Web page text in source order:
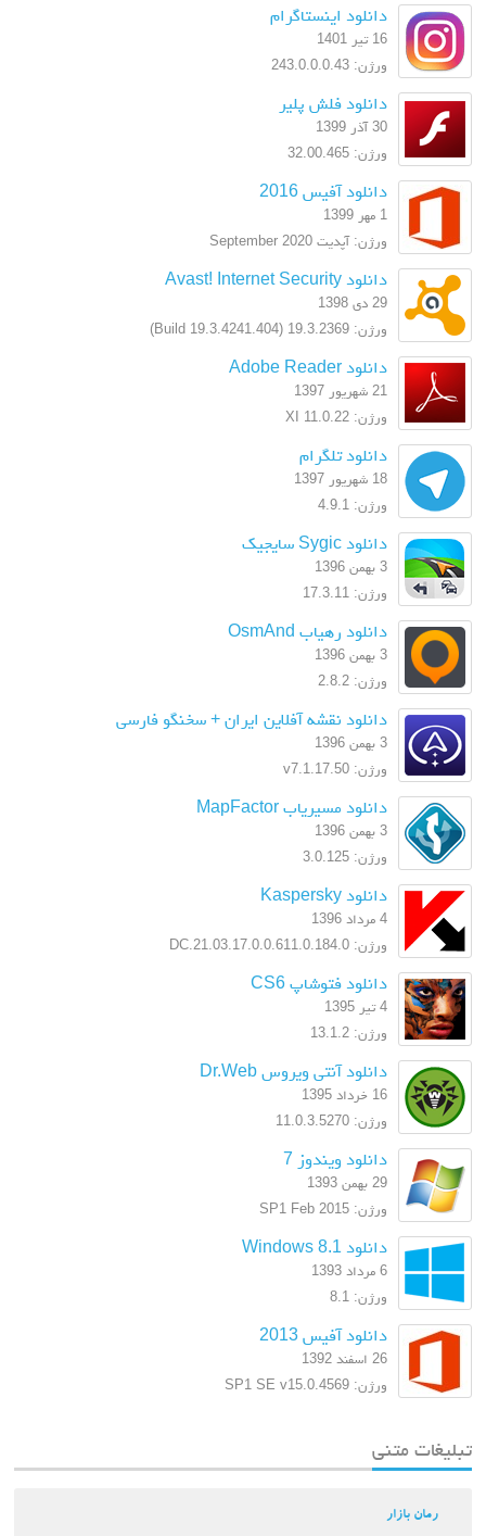
دانلود اینستاگرام
16 تیر 1401
ورژن: 243.0.0.0.43
دانلود فلش پلیر
30 آذر 1399
ورژن: 32.00.465
دانلود آفیس 2016
1 مهر 1399
ورژن: آپدیت September 2020
دانلود Avast! Internet Security
29 دی 1398
ورژن: 19.3.2369 (Build 19.3.4241.404)
دانلود Adobe Reader
21 شهریور 1397
ورژن: XI 11.0.22
دانلود تلگرام
18 شهریور 1397
ورژن: 4.9.1
دانلود Sygic سایجیک
3 بهمن 1396
ورژن: 17.3.11
دانلود رهیاب OsmAnd
3 بهمن 1396
ورژن: 2.8.2
دانلود نقشه آفلاین ایران + سخنگو فارسی
3 بهمن 1396
ورژن: v7.1.17.50
دانلود مسیریاب MapFactor
3 بهمن 1396
ورژن: 3.0.125
دانلود Kaspersky
4 مرداد 1396
ورژن: 17.0.0.611.0.184.0.DC.21.03
دانلود فتوشاپ CS6
4 تیر 1395
ورژن: 13.1.2
دانلود آنتی ویروس Dr.Web
16 خرداد 1395
ورژن: 11.0.3.5270
دانلود ویندوز 7
29 بهمن 1393
ورژن: SP1 Feb 2015
دانلود Windows 8.1
6 مرداد 1393
ورژن: 8.1
دانلود آفیس 2013
26 اسفند 1392
ورژن: SP1 SE v15.0.4569
تبلیغات متنی
رمان بازار